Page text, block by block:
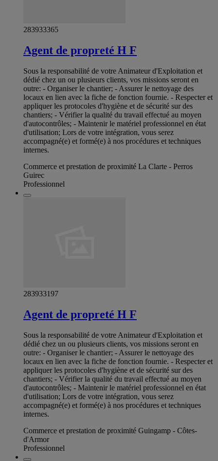
283933365
Agent de propreté H F
Sous la responsabilité de votre Animateur d'Exploitation et
dédié chez un ou plusieurs clients, vos missions seront en
outre: - Organiser le chantier; - Assurer le nettoyage des
locaux en lien avec la fiche de fonction fournie. - Respecter et
appliquer les protocoles d'hygiène et de sécurité sur des
chantiers; - Vérifier la qualité du travail effectué au moyen
d'autocontrôles; - Maintenir le matériel professionnel en état
d'utilisation; Lors de votre intégration, vous serez
accompagné(e) et formé(e) à nos procédures et techniques
internes.
Commerce et prestation de proximité La Clarte - Perros
Guirec
Professionnel
283933197
Agent de propreté H F
Sous la responsabilité de votre Animateur d'Exploitation et
dédié chez un ou plusieurs clients, vos missions seront en
outre: - Organiser le chantier; - Assurer le nettoyage des
locaux en lien avec la fiche de fonction fournie. - Respecter et
appliquer les protocoles d'hygiène et de sécurité sur des
chantiers; - Vérifier la qualité du travail effectué au moyen
d'autocontrôles; - Maintenir le matériel professionnel en état
d'utilisation; Lors de votre intégration, vous serez
accompagné(e) et formé(e) à nos procédures et techniques
internes.
Commerce et prestation de proximité Guingamp - Côtes-
d'Armor
Professionnel